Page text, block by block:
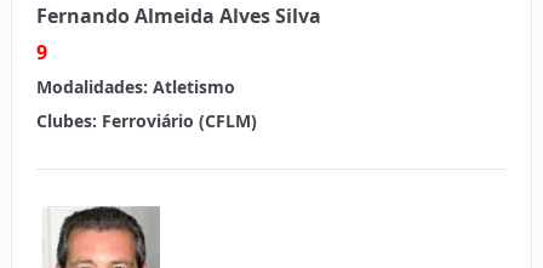
Fernando Almeida Alves Silva
9
Modalidades: Atletismo
Clubes: Ferroviário (CFLM)